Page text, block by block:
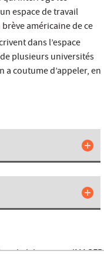
espace de travail
américaine de ce
dans l’espace
plusieurs universités
a coutume d’appeler, en
du laboratoire IMAGER